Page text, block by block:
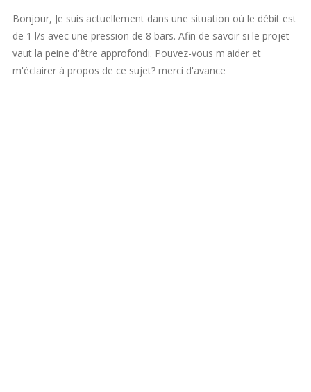
Bonjour, Je suis actuellement dans une situation où le débit est
de 1 l/s avec une pression de 8 bars. Afin de savoir si le projet
vaut la peine d'être approfondi. Pouvez-vous m'aider et
m'éclairer à propos de ce sujet? merci d'avance